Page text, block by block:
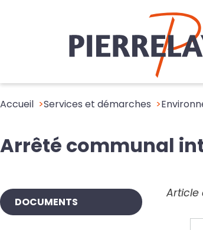
Accueil Services et démarches
Arrêté communal
DOCUMENTS
Article